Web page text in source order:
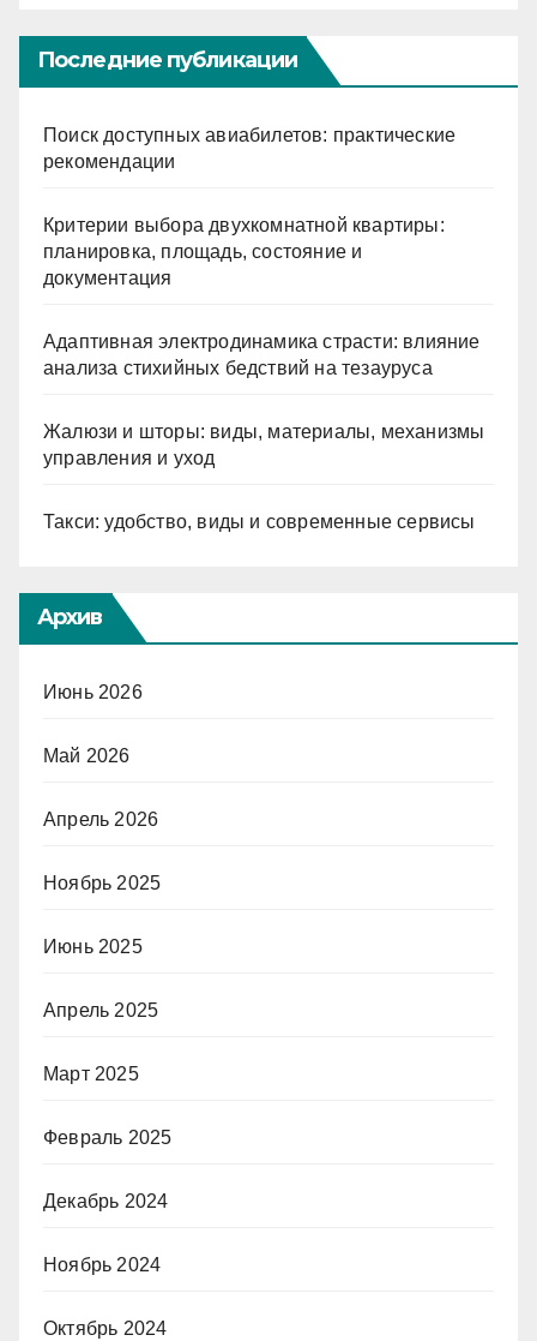
Последние публикации
Поиск доступных авиабилетов: практические
рекомендации
Критерии выбора двухкомнатной квартиры:
планировка, площадь, состояние и
документация
Адаптивная электродинамика страсти: влияние
анализа стихийных бедствий на тезауруса
Жалюзи и шторы: виды, материалы, механизмы
управления и уход
Такси: удобство, виды и современные сервисы
Архив
Июнь 2026
Май 2026
Апрель 2026
Ноябрь 2025
Июнь 2025
Апрель 2025
Март 2025
Февраль 2025
Декабрь 2024
Ноябрь 2024
Октябрь 2024